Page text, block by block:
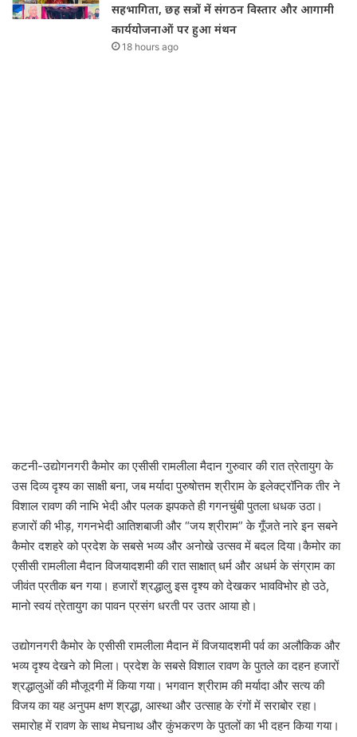
सहभागिता, छह सत्रों में संगठन विस्तार और आगामी
कार्ययोजनाओं पर हुआ मंथन
18 hours ago
कटनी-उद्योगनगरी कैमोर का एसीसी रामलीला मैदान गुरुवार की रात त्रेतायुग के
उस दिव्य दृश्य का साक्षी बना, जब मर्यादा पुरुषोत्तम श्रीराम के इलेक्ट्रॉनिक तीर ने
विशाल रावण की नाभि भेदी और पलक झपकते ही गगनचुंबी पुतला धधक उठा।
हजारों की भीड़, गगनभेदी आतिशबाजी और “जय श्रीराम” के गूँजते नारे इन सबने
कैमोर दशहरे को प्रदेश के सबसे भव्य और अनोखे उत्सव में बदल दिया।कैमोर का
एसीसी रामलीला मैदान विजयादशमी की रात साक्षात् धर्म और अधर्म के संग्राम का
जीवंत प्रतीक बन गया। हजारों श्रद्धालु इस दृश्य को देखकर भावविभोर हो उठे,
मानो स्वयं त्रेतायुग का पावन प्रसंग धरती पर उतर आया हो।
उद्योगनगरी कैमोर के एसीसी रामलीला मैदान में विजयादशमी पर्व का अलौकिक और
भव्य दृश्य देखने को मिला। प्रदेश के सबसे विशाल रावण के पुतले का दहन हजारों
श्रद्धालुओं की मौजूदगी में किया गया। भगवान श्रीराम की मर्यादा और सत्य की
विजय का यह अनुपम क्षण श्रद्धा, आस्था और उत्साह के रंगों में सराबोर रहा।
समारोह में रावण के साथ मेघनाथ और कुंभकरण के पुतलों का भी दहन किया गया।